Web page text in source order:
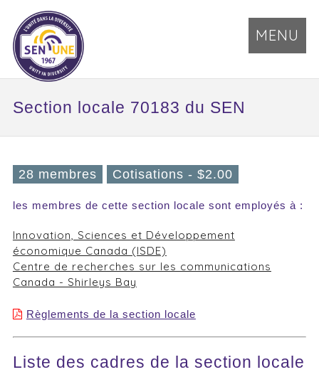
MENU
Section locale 70183 du SEN
28 membres Cotisations - $2.00
les membres de cette section locale sont employés à :
Innovation, Sciences et Développement
économique Canada (ISDE)
Centre de recherches sur les communications
Canada - Shirleys Bay
Règlements de la section locale
Liste des cadres de la section locale